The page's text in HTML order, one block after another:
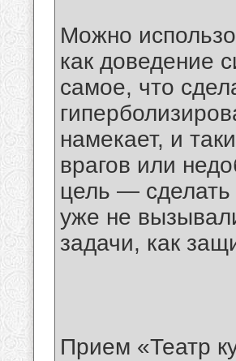
Можно
как доведение
самое, что
намекает, и
врагов или
цель —
уже не
задачи, как
Прием «Театр